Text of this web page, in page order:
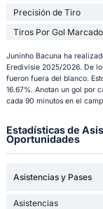
Precisión de Tiro
Tiros Por Gol Marcado
Juninho Bacuna ha
Eredivisie 2025/2026. De
fueron fuera del blanco.
16.67%. Anotan un gol por
cada 90 minutos en el
Estadísticas de
Oportunidades
Asistencias y Pases
Asistencias